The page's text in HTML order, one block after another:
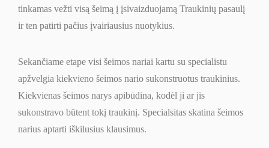
tinkamas vežti visą šeimą į įsivaizduojamą Traukinių pasaulį
ir ten patirti pačius įvairiausius nuotykius.
Sekančiame etape visi šeimos nariai kartu su specialistu
apžvelgia kiekvieno šeimos nario sukonstruotus traukinius.
Kiekvienas šeimos narys apibūdina, kodėl ji ar jis
sukonstravo būtent tokį traukinį. Specialsitas skatina šeimos
narius aptarti iškilusius klausimus.